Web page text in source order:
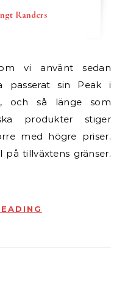
Randers
passerat sin Peak i
och så länge som
produkter stiger
med högre priser.
tillväxtens gränser.